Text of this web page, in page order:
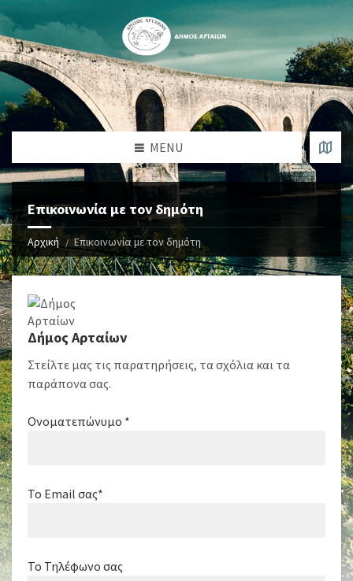
MENU
Επικοινωνία με τον δημότη
Αρχική Επικοινωνία με τον δημότη
Δήμος Αρταίων
Στείλτε μας τις παρατηρήσεις, τα σχόλια και τα
παράπονα σας.
Ονοματεπώνυμο *
Το Email σας*
Το Τηλέφωνο σας